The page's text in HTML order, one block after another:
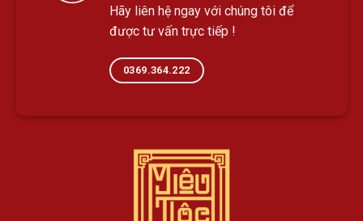
Hãy liên hệ ngay với chúng tôi để
được tư vấn trực tiếp !
0369.364.222